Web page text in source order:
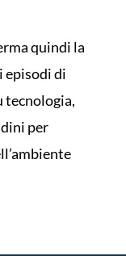
quindi la
episodi di
tecnologia,
per